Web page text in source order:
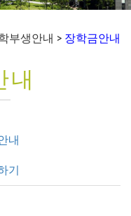
부생안내 > 장학금안내
내
내
기